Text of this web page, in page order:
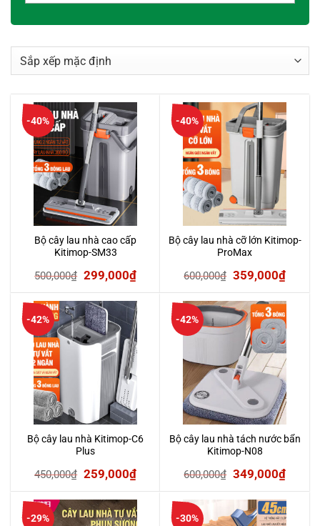
-40%
Bộ cây lau nhà cao cấp
Kitimop-SM33
500,000₫ Giá
gốc
là:
500,000₫.
299,000₫Giá
hiện
tại
là:
299,000₫.
-40%
Bộ cây lau nhà cỡ lớn Kitimop-
ProMax
600,000₫ Giá
gốc
là:
600,000₫.
359,000₫Giá
hiện
tại
là:
-42%
Bộ cây lau nhà Kitimop-C6
Plus
450,000₫ Giá
gốc
là:
259,000₫Giá
hiện
tại
-42%
Bộ cây lau nhà tách nước bẩn
Kitimop-N08
600,000₫ Giá
gốc
là:
349,000₫Giá
hiện
tại
-29% -30%